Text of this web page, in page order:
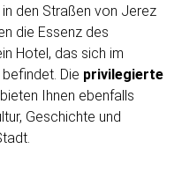
in den Straßen von Jerez
die Essenz des
Hotel, das sich im
Die privilegierte
Ihnen ebenfalls
Geschichte und